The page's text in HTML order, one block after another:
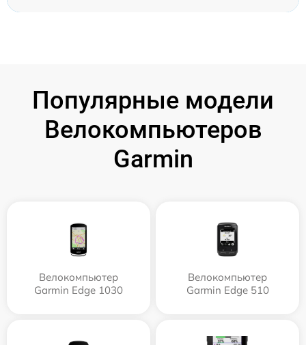
Популярные модели
Велокомпьютеров
Garmin
Велокомпьютер
Garmin Edge 1030
Велокомпьютер
Garmin Edge 510